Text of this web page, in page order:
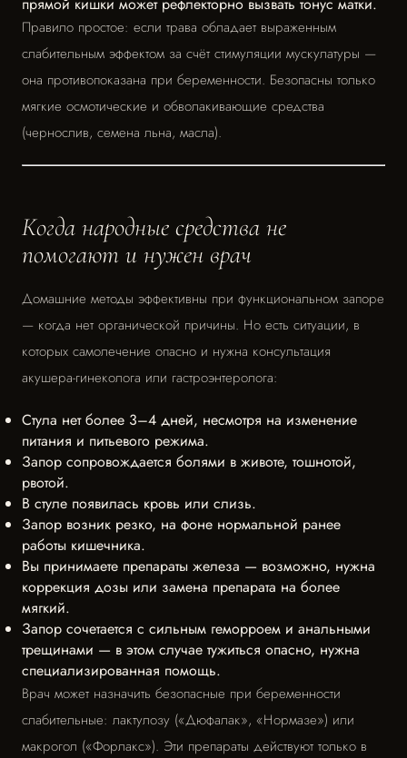
прямой кишки может рефлекторно вызвать тонус матки.
Правило простое: если трава обладает выраженным
слабительным эффектом за счёт стимуляции мускулатуры —
она противопоказана при беременности. Безопасны только
мягкие осмотические и обволакивающие средства
(чернослив, семена льна, масла).
Когда народные средства не
помогают и нужен врач
Домашние методы эффективны при функциональном запоре
— когда нет органической причины. Но есть ситуации, в
которых самолечение опасно и нужна консультация
акушера-гинеколога или гастроэнтеролога:
Стула нет более 3–4 дней, несмотря на изменение
питания и питьевого режима.
Запор сопровождается болями в животе, тошнотой,
рвотой.
В стуле появилась кровь или слизь.
Запор возник резко, на фоне нормальной ранее
работы кишечника.
Вы принимаете препараты железа — возможно, нужна
коррекция дозы или замена препарата на более
мягкий.
Запор сочетается с сильным геморроем и анальными
трещинами — в этом случае тужиться опасно, нужна
специализированная помощь.
Врач может назначить безопасные при беременности
слабительные: лактулозу («Дюфалак», «Нормазе») или
макрогол («Форлакс»). Эти препараты действуют только в